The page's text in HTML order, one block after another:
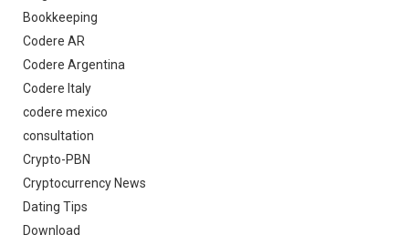
Bookkeeping
Codere AR
Codere Argentina
Codere Italy
codere mexico
consultation
Crypto-PBN
Cryptocurrency News
Dating Tips
Download